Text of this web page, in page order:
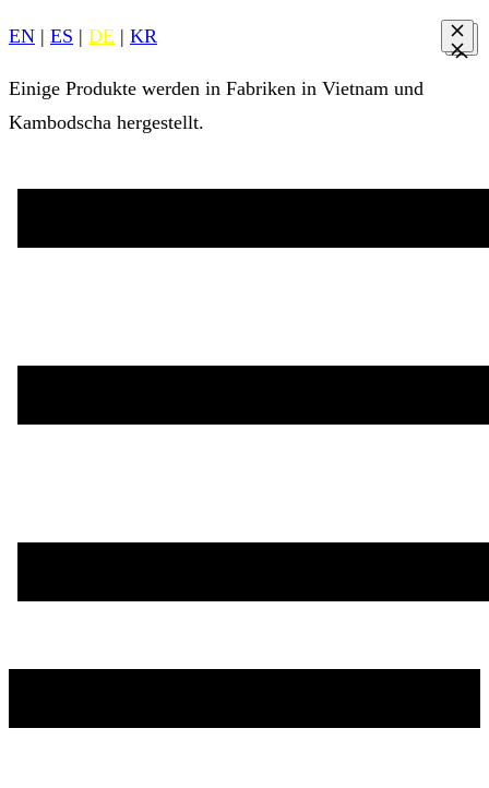
EN | ES | DE | KR
Einige Produkte werden in Fabriken in Vietnam und
Kambodscha hergestellt.